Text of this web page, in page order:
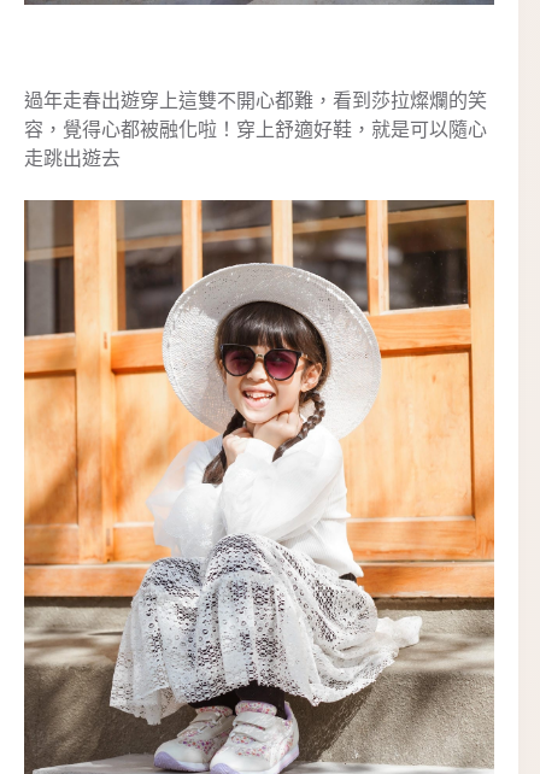
過年走春出遊穿上這雙不開心都難，看到莎拉燦爛的笑
容，覺得心都被融化啦！穿上舒適好鞋，就是可以隨心
走跳出遊去